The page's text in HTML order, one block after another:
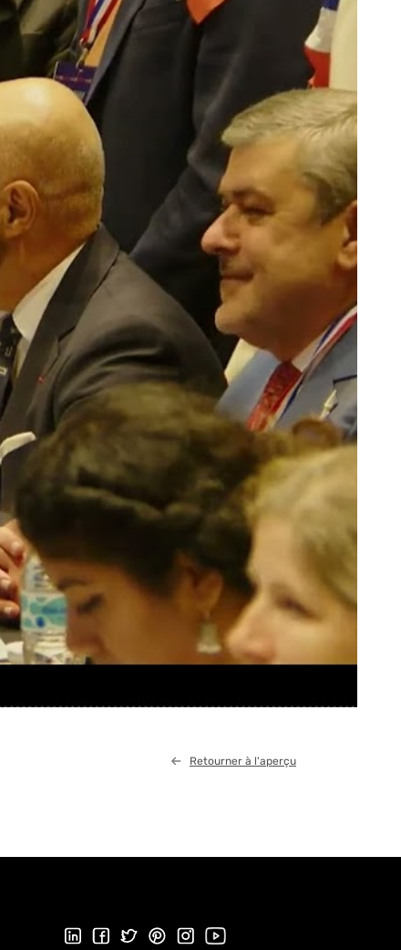
Retourner à l'aperçu
Suivez-nous sur LinkedIn
Suivez-nous sur Facebook
Suivez-nous sur Twitter
Suivez-nous sur Pinterest
Suivez-nous sur Instagram
Visitez notre chaîne YouTube